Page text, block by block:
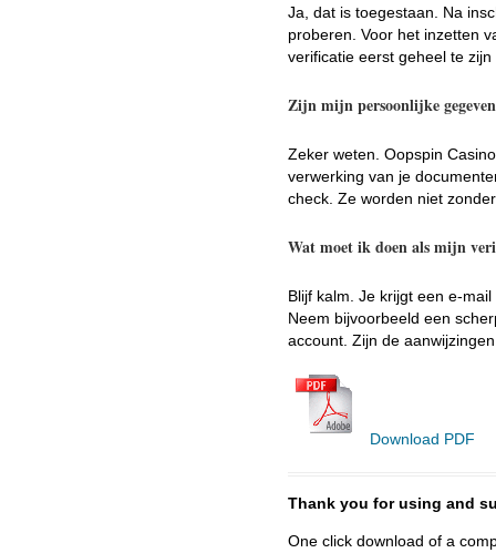
Ja, dat is toegestaan. Na
proberen. Voor het inzetten
verificatie eerst geheel te
Zijn mijn persoonlijke
Zeker weten. Oopspin
verwerking van je
check. Ze worden niet
Wat moet ik doen als mijn
Blijf kalm. Je krijgt een e-
Neem bijvoorbeeld een
account. Zijn de
Download PDF
Thank you for using and
One click download of a